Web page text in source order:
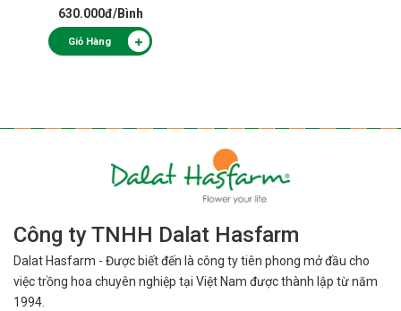
630.000đ/Bình
Giỏ Hàng
Công ty TNHH Dalat Hasfarm
Dalat Hasfarm - Được biết đến là công ty tiên phong mở đầu cho
việctrồng hoa chuyên nghiệp tại Việt Nam được thành lập từ năm
1994.